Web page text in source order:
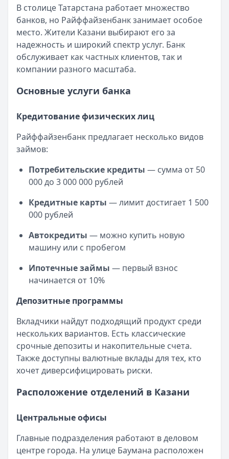
Обслуживание:Бесплатно
Рейтинг:4.7
Все дебетовые карты
Читать статью
Интернет-банк Бинбанка
Кратко:Современные банковские услуги стали еще
Опубликовано:17 ноября 2025 г.
Категория:Кредиты
Читать статью
Субсидии малоимущим семьям в 2025 году
В сложной финансовой ситуации важно знать
Опубликовано:
17 ноября 2025 г.
Категория:Кредиты
Читать статью
Оформить кредит для иностранных граждан в 2025 году
Опубликовано:17 ноября 2025 г.
Категория:Кредиты
Читать статью
Все статьи
В столице Татарстана работает множество
банков, но Райффайзенбанк занимает особое
место. Жители Казани выбирают его за
надежность и широкий спектр услуг. Банк
обслуживает как частных клиентов, так и
компании разного масштаба.
Основные услуги банка
Кредитование физических лиц
Райффайзенбанк предлагает несколько видов
займов:
Потребительские кредиты — сумма от 50
000 до 3 000 000 рублей
Кредитные карты — лимит достигает 1 500
000 рублей
Автокредиты — можно купить новую
машину или с пробегом
Ипотечные займы — первый взнос
начинается от 10%
Депозитные программы
Вкладчики найдут подходящий продукт среди
нескольких вариантов. Есть классические
срочные депозиты и накопительные счета.
Также доступны валютные вклады для тех, кто
хочет диверсифицировать риски.
Расположение отделений в Казани
Центральные офисы
Главные подразделения работают в деловом
центре города. На улице Баумана расположен